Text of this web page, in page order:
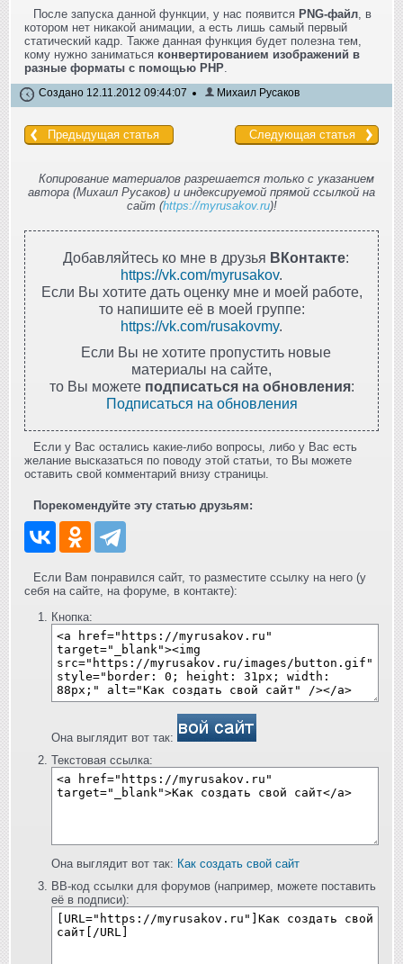
После запуска данной функции, у нас появится PNG-файл, в
котором нет никакой анимации, а есть лишь самый первый
статический кадр. Также данная функция будет полезна тем,
кому нужно заниматься конвертированием изображений в
разные форматы с помощью PHP.
Создано 12.11.2012 09:44:07 Михаил Русаков
Предыдущая статья Следующая статья
Копирование материалов разрешается только с указанием
автора (Михаил Русаков) и индексируемой прямой ссылкой на
сайт (https://myrusakov.ru)!
Добавляйтесь ко мне в друзья ВКонтакте:
https://vk.com/myrusakov.
Если Вы хотите дать оценку мне и моей работе,
то напишите её в моей группе:
https://vk.com/rusakovmy.
Если Вы не хотите пропустить новые
материалы на сайте,
то Вы можете подписаться на обновления:
Подписаться на обновления
Если у Вас остались какие-либо вопросы, либо у Вас есть
желание высказаться по поводу этой статьи, то Вы можете
оставить свой комментарий внизу страницы.
Порекомендуйте эту статью друзьям:
Если Вам понравился сайт, то разместите ссылку на него (у
себя на сайте, на форуме, в контакте):
Кнопка:
Она выглядит вот так:
Текстовая ссылка:
Она выглядит вот так: Как создать свой сайт
BB-код ссылки для форумов (например, можете поставить
её в подписи):